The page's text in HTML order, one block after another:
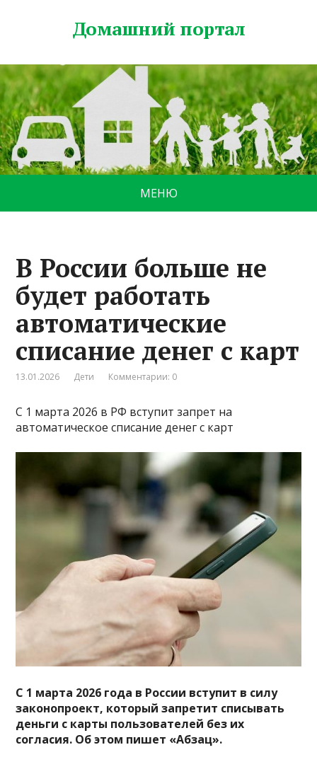
Домашний портал
МЕНЮ
В России больше не
будет работать
автоматические
списание денег с карт
13.01.2026 Дети Комментарии: 0
С 1 марта 2026 в РФ вступит запрет на
автоматическое списание денег с карт
С 1 марта 2026 года в России вступит в силу
законопроект, который запретит списывать
деньги с карты пользователей без их
согласия. Об этом пишет «Абзац».